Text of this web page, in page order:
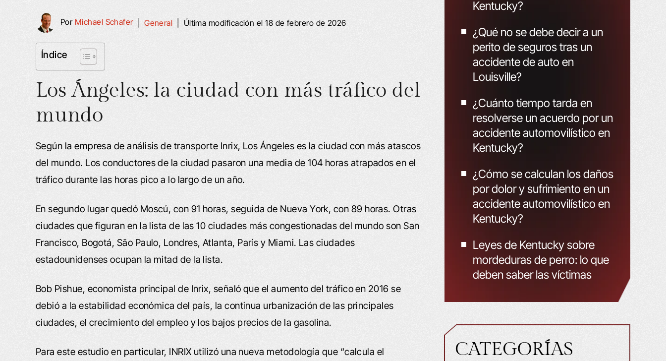
Por Michael Schafer|General Última modificación el 18 de febrero de 2026
Índice
Los Ángeles: la ciudad con más tráfico del
mundo
Según la empresa de análisis de transporte Inrix, Los Ángeles es la ciudad con más atascos
del mundo. Los conductores de la ciudad pasaron una media de 104 horas atrapados en el
tráfico durante las horas pico a lo largo de un año.
En segundo lugar quedó Moscú, con 91 horas, seguida de Nueva York, con 89 horas. Otras
ciudades que figuran en la lista de las 10 ciudades más congestionadas del mundo son San
Francisco, Bogotá, São Paulo, Londres, Atlanta, París y Miami. Las ciudades
estadounidenses ocupan la mitad de la lista.
Bob Pishue, economista principal de Inrix, señaló que el aumento del tráfico en 2016 se
debió a la estabilidad económica del país, la continua urbanización de las principales
ciudades, el crecimiento del empleo y los bajos precios de la gasolina.
Para este estudio en particular, INRIX utilizó una nueva metodología que “calcula el
Kentucky?
¿Qué no se debe decir a un
perito de seguros tras un
accidente de auto en
Louisville?
¿Cuánto tiempo tarda en
resolverse un acuerdo por un
accidente automovilístico en
Kentucky?
¿Cómo se calculan los daños
por dolor y sufrimiento en un
accidente automovilístico en
Kentucky?
Leyes de Kentucky sobre
mordeduras de perro: lo que
deben saber las víctimas
CATEGORÍAS